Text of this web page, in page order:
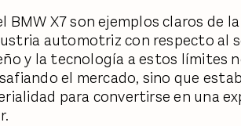
BMW X7 son ejemplos claros de
automotriz con respecto al
y la tecnología a estos límites
el mercado, sino que
para convertirse en una